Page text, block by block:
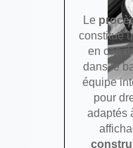
Le
constitue
en cas
dans le
équipe
pour
adaptés